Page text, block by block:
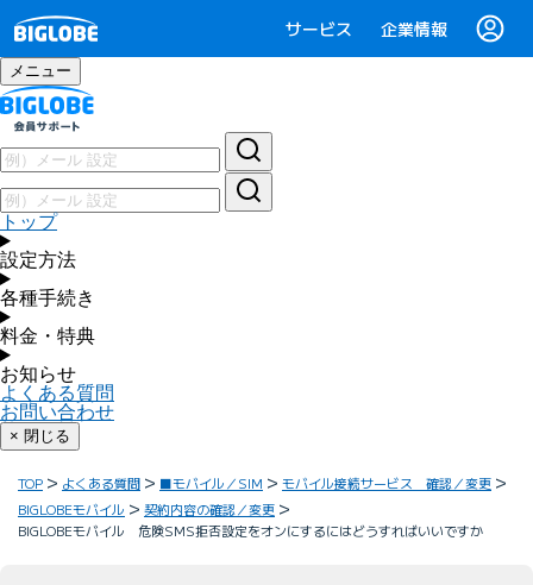
サービス 企業情報
メニュー
トップ
設定方法
各種手続き
料金・特典
お知らせ
よくある質問
お問い合わせ
× 閉じる
TOP よくある質問 ■モバイル／SIM
モバイル接続サービス 確認／変更
BIGLOBEモバイル
契約内容の確認／変更
BIGLOBEモバイル 危険SMS拒否設定をオンにするにはどうすればいいですか